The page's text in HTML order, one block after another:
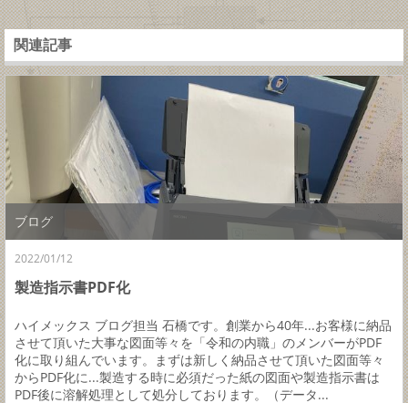
関連記事
ブログ
2022/01/12
製造指示書PDF化
ハイメックス ブログ担当 石橋です。創業から40年...お客様に納品
させて頂いた大事な図面等々を「令和の内職」のメンバーがPDF
化に取り組んでいます。まずは新しく納品させて頂いた図面等々
からPDF化に...製造する時に必須だった紙の図面や製造指示書は
PDF後に溶解処理として処分しております。（データ...